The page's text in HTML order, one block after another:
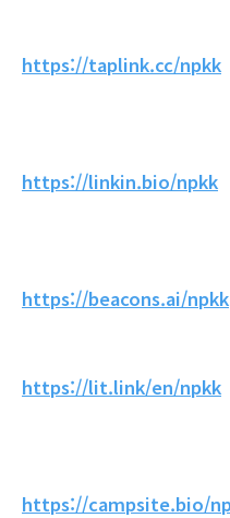
https://taplink.cc/npkk
https://linkin.bio/npkk
https://beacons.ai/npkk
https://lit.link/en/npkk
https://campsite.bio/